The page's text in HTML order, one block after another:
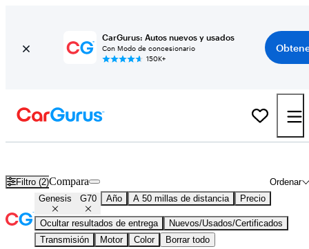
CarGurus: Autos nuevos y usados
Con Modo de concesionario
150K+
Filtro (2) Ordenar
Compara
Genesis G70 Año A 50 millas de distancia Precio
Ocultar resultados de entrega
Nuevos/Usados/Certificados
Transmisión
Motor Color Borrar todo